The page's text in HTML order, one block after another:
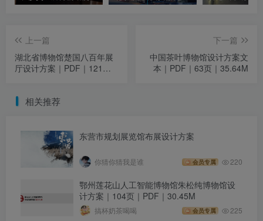
上一篇
湖北省博物馆楚国八百年展
厅设计方案｜PDF｜121页
下一篇
中国茶叶博物馆设计方案文
本｜PDF｜63页｜35.64M
相关推荐
东营市规划展览馆布展设计方案
你猜你猜我是谁 会员专属 220
鄂州莲花山人工智能博物馆朱松纯博物馆设
计方案｜104页｜PDF｜30.45M
搞杯奶茶喝喝 会员专属 225